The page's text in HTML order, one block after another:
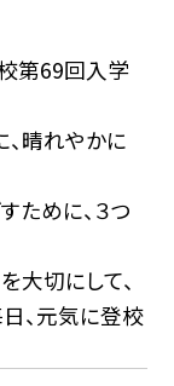
第69回入学
、晴れやかに
ために、３つ
を大切にして、
日、元気に登校